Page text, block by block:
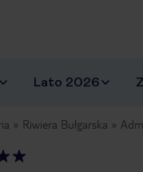
Lato 2026
Riwiera Bułgarska